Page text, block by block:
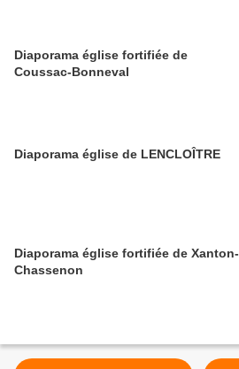
Diaporama église fortifiée de
Coussac-Bonneval
Diaporama église de LENCLOÎTRE
Diaporama église fortifiée de Xanton-
Chassenon